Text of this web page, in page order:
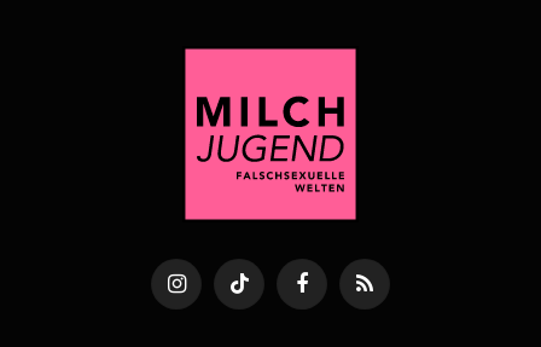
InstagramTikTok FacebookRSS